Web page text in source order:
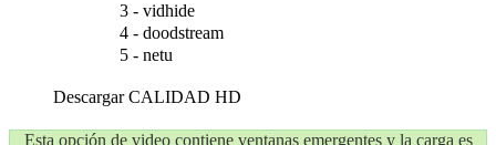
3 - vidhide
4 - doodstream
5 - netu
DescargarCALIDAD HD
Esta opción de video contiene ventanas emergentes y la carga es